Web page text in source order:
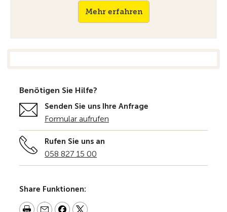
Mehr erfahren
Benötigen Sie Hilfe?
Senden Sie uns Ihre Anfrage
Formular aufrufen
Rufen Sie uns an
058 827 15 00
Share Funktionen: